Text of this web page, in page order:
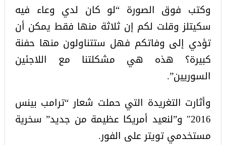
وكتب فوق الصورة “لو كان لدي وعاء فيه
سكيتلز وقلت لكم إن ثلاثة منها فقط يمكن أن
تؤدي إلى وفاتكم فهل ستتناولون منها حفنة
كبيرة؟ هذه هي مشكلتنا مع اللاجئين
السوريين”.
وأثارت التغريدة التي حملت شعار “ترامب بينس
2016″ و”لنعيد أمريكا عظيمة من جديد” سخرية
مستخدمي تويتر على الفور.